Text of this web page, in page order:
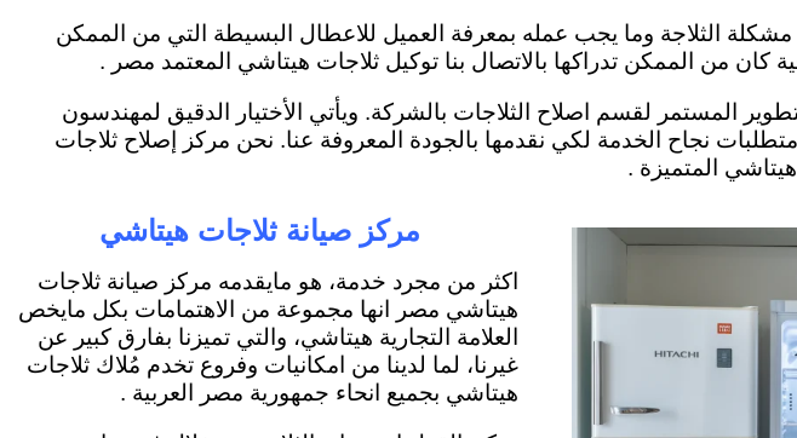
الثلاجة وما يجب عمله بمعرفة العميل للاعطال البسيطة التي من الممكن
كان من الممكن تدراكها بالاتصال بنا توكيل ثلاجات هيتاشي المعتمد مصر .
المستمر لقسم اصلاح الثلاجات بالشركة. ويأتي الأختيار الدقيق لمهندسون
نجاح الخدمة لكي نقدمها بالجودة المعروفة عنا. نحن مركز إصلاح ثلاجات
مركز صيانة ثلاجات هيتاشي
اكثر من مجرد خدمة، هو مايقدمه مركز صيانة ثلاجات
هيتاشي مصر انها مجموعة من الاهتمامات بكل مايخص
العلامة التجارية هيتاشي، والتي تميزنا بفارق كبير عن
غيرنا، لما لدينا من امكانيات وفروع تخدم مُلاك ثلاجات
هيتاشي بجميع انحاء جمهورية مصر العربية .